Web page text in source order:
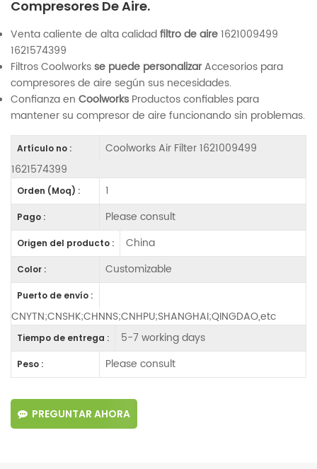
Compresores De Aire.
Venta caliente de alta calidadfiltro de aire1621009499
1621574399
Filtros Coolworks se puede personalizarAccesorios para
compresores de aire según sus necesidades.
Confianza en Coolworks Productos confiables para
mantener su compresor de aire funcionando sin problemas.
Artículo no :
Coolworks Air Filter 1621009499
1621574399
Orden (Moq) : 1
Pago : Please consult
Origen del producto : China
Color : Customizable
Puerto de envío :
CNYTN;CNSHK;CHNNS;CNHPU;SHANGHAI;QINGDAO,etc
Tiempo de entrega : 5-7 working days
Peso : Please consult
PREGUNTAR AHORA